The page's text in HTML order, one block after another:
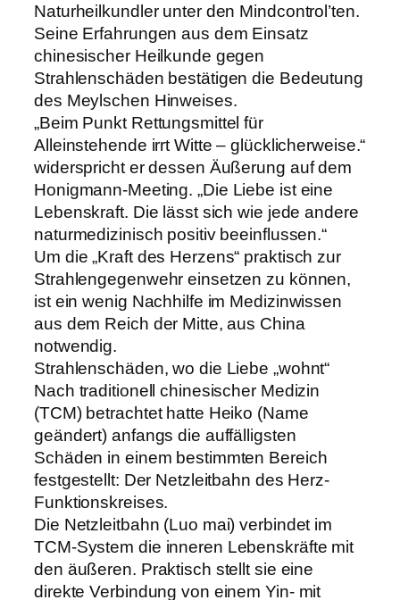
Naturheilkundler unter den Mindcontrol’ten.
Seine Erfahrungen aus dem Einsatz
chinesischer Heilkunde gegen
Strahlenschäden bestätigen die Bedeutung
des Meylschen Hinweises.
„Beim Punkt Rettungsmittel für
Alleinstehende irrt Witte – glücklicherweise.“
widerspricht er dessen Äußerung auf dem
Honigmann-Meeting. „Die Liebe ist eine
Lebenskraft. Die lässt sich wie jede andere
naturmedizinisch positiv beeinflussen.“
Um die „Kraft des Herzens“ praktisch zur
Strahlengegenwehr einsetzen zu können,
ist ein wenig Nachhilfe im Medizinwissen
aus dem Reich der Mitte, aus China
notwendig.
Strahlenschäden, wo die Liebe „wohnt“
Nach traditionell chinesischer Medizin
(TCM) betrachtet hatte Heiko (Name
geändert) anfangs die auffälligsten
Schäden in einem bestimmten Bereich
festgestellt: Der Netzleitbahn des Herz-
Funktionskreises.
Die Netzleitbahn (Luo mai) verbindet im
TCM-System die inneren Lebenskräfte mit
den äußeren. Praktisch stellt sie eine
direkte Verbindung von einem Yin- mit